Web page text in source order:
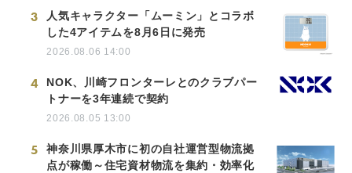
3
人気キャラクター「ムーミン」とコラボ
した4アイテムを8月6日に発売
2026.08.06 14:00
4
NOK、川崎フロンターレとのクラブパー
トナーを3年連続で契約
2026.08.05 13:00
5
神奈川県厚木市に初の自社運営型物流拠
点が稼働～住宅資材物流を集約・効率化